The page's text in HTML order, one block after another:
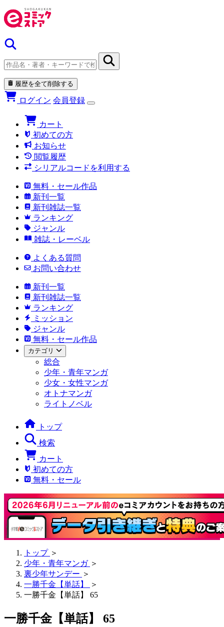
履歴を全て削除する
ログイン 会員登録
カート
初めての方
お知らせ
閲覧履歴
シリアルコードを利用する
無料・セール作品
新刊一覧
新刊雑誌一覧
ランキング
ジャンル
雑誌・レーベル
よくある質問
お問い合わせ
新刊一覧
新刊雑誌一覧
ランキング
ミッション
ジャンル
無料・セール作品
カテゴリ
総合
少年・青年マンガ
少女・女性マンガ
オトナマンガ
ライトノベル
トップ
検索
カート
初めての方
無料・セール
トップ ＞
少年・青年マンガ ＞
裏少年サンデー ＞
一勝千金【単話】
＞
一勝千金【単話】 65
一勝千金【単話】 65